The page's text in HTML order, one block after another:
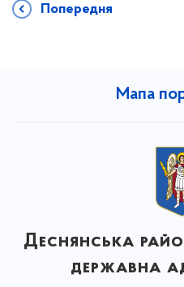
Попередня
Мапа
Деснянська
державна